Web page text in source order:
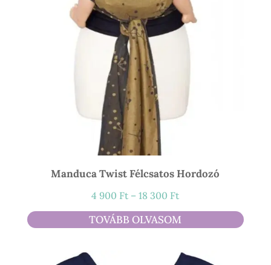
Manduca Twist Félcsatos Hordozó
4 900 Ft – 18 300 FtÁrtartomány:
4
900 Ft
TOVÁBB OLVASOM